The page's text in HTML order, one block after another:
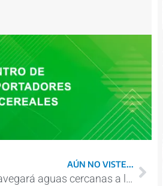
AÚN NO VISTE...
Un buque argentino navegará aguas cercanas a las islas Georgias del Sur: qué objetivo tiene